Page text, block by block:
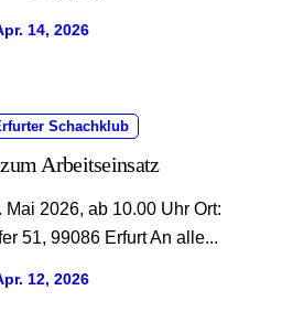
14, 2026
Schachklub
Arbeitseinsatz
Mai 2026, ab 10.00 Uhr Ort:
51, 99086 Erfurt An alle...
12, 2026